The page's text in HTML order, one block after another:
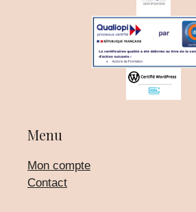
Menu
Mon compte
Contact